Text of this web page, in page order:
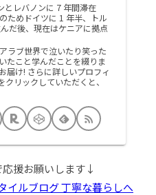
とレバノンに 7 年間滞在
ためドイツに 1 年半、トル
だ後、現在はケニアに拠点
ラブ世界で泣いたり笑った
たこと学んだことを綴りま
届け! さらに詳しいプロフィ
リックしていただくと、
援お願いします↓